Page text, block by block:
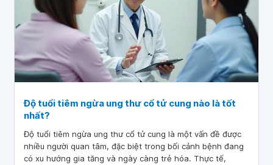
Độ tuổi tiêm ngừa ung thư cổ tử cung nào là tốt
nhất?
Độ tuổi tiêm ngừa ung thư cổ tử cung là một vấn đề được
nhiều người quan tâm, đặc biệt trong bối cảnh bệnh đang
có xu hướng gia tăng và ngày càng trẻ hóa. Thực tế,